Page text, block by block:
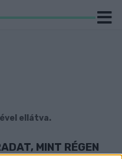
ellátva.
MINT RÉGEN